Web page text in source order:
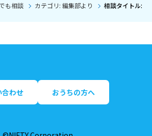
も相談 カテゴリ: 編集部より 相談タイトル:
合わせ おうちの方へ